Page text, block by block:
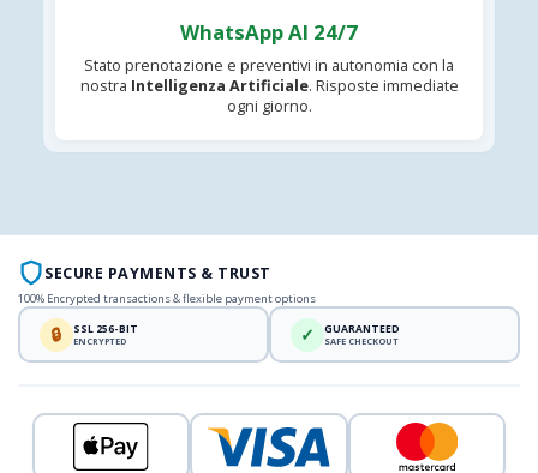
WhatsApp AI 24/7
Stato prenotazione e preventivi in autonomia con la
nostra Intelligenza Artificiale. Risposte immediate
ogni giorno.
SECURE PAYMENTS & TRUST
100% Encrypted transactions & flexible payment options
🔒 SSL 256-BIT
ENCRYPTED ✓ GUARANTEED
SAFE CHECKOUT